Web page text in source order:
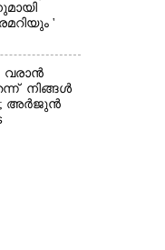
'
വരാൻ
നിങ്ങൾ
അർജുൻ